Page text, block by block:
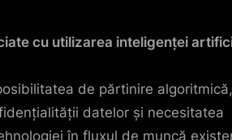
cu utilizarea inteligenței
de părtinire algoritmică,
datelor și necesitatea
în fluxul de muncă